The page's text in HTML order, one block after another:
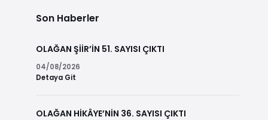
Son Haberler
OLAĞAN ŞİİR’İN 51. SAYISI ÇIKTI
04/08/2026
Detaya Git
OLAĞAN HİKÂYE’NİN 36. SAYISI ÇIKTI